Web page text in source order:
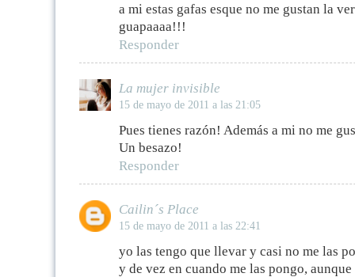
a mi estas gafas esque no me gustan la
guapaaaa!!!
Responder
La mujer invisible
15 de mayo de 2011 a las 21:05
Pues tienes razón! Además a mi no me
Un besazo!
Responder
Cailin´s Place
15 de mayo de 2011 a las 22:41
yo las tengo que llevar y casi no me las
y de vez en cuando me las pongo,